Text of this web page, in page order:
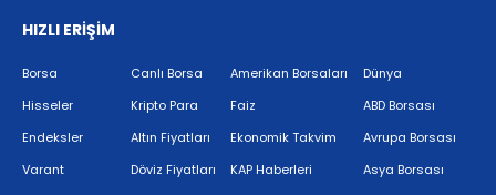
HIZLI ERİŞİM
Borsa
Hisseler
Endeksler
Varant
Canlı Borsa
Kripto Para
Altın Fiyatları
Döviz Fiyatları
Amerikan Borsaları
Faiz
Ekonomik Takvim
KAP Haberleri
Dünya
ABD Borsası
Avrupa Borsası
Asya Borsası